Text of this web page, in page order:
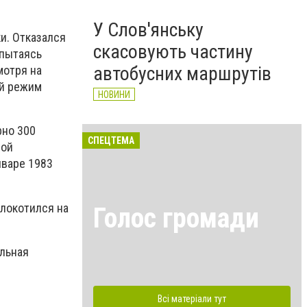
Отказался
на
режим
300
1983
на
У Слов'янську
скасовують частину
автобусних маршрутів
НОВИНИ
СПЕЦТЕМА
Голос громади
Всі матеріали тут